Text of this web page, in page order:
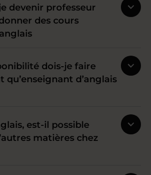
devenir professeur
des cours
dois-je faire
qu’enseignant d’anglais
est-il possible
matières chez